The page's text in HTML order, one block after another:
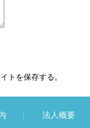
トを保存する。
法人概要